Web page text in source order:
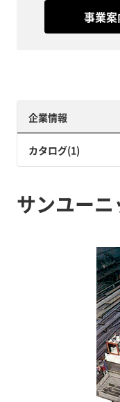
事業
企業情報
カタログ(1)
サンユー